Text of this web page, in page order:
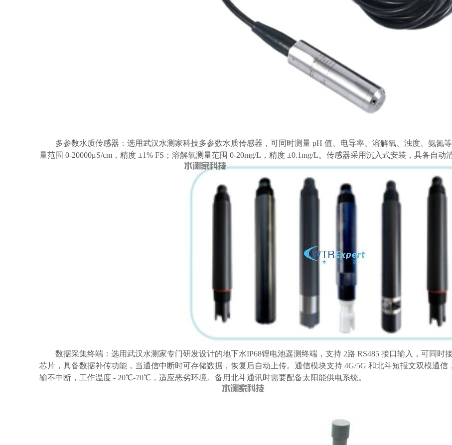
多参数水质传感器：选用武汉水测家科技多参数水质传感器，可同时测量 pH 值、电导率、溶解氧、浊度、氨氮
量范围 0-20000μS/cm，精度 ±1% FS；溶解氧测量范围 0-20mg/L，精度 ±0.1mg/L。传感器采用沉入式安装，具备自动
数据采集终端：选用武汉水测家专门研发设计的地下水IP68锂电池遥测终端，支持 2路 RS485 接口输入，可同
芯片，具备数据补传功能，当通信中断时可存储数据，恢复后自动上传。通信模块支持 4G/5G 和北斗短报文双模通
输不中断，工作温度 - 20℃-70℃，适应恶劣环境。备用北斗通讯时需要配备太阳能供电系统。